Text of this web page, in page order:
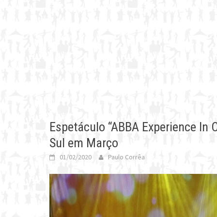
Espetáculo “ABBA Experience
Sul em Março
01/02/2020 Paulo Corrêa